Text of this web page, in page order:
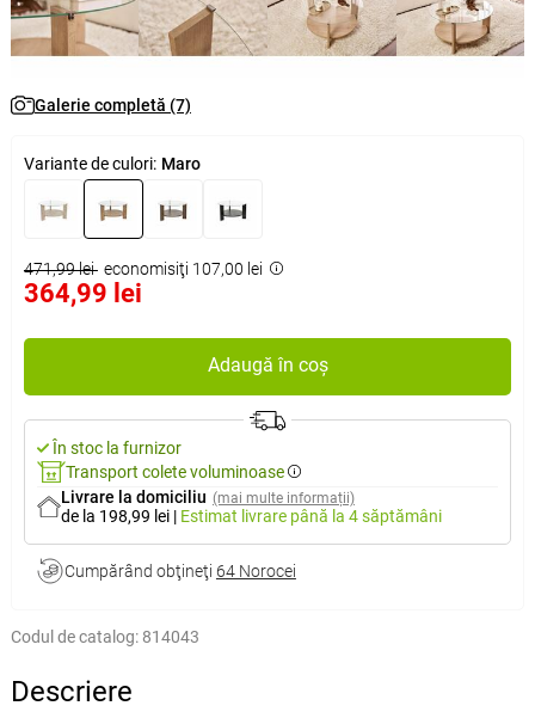
Galerie completă (7)
Variante de culori: Maro
471,99 lei economisiţi 107,00 lei
364,99 lei
Adaugă în coș
În stoc la furnizor
Transport colete voluminoase
Livrare la domiciliu (mai multe informații)
de la 198,99 lei | Estimat livrare până la 4 săptămâni
Cumpărând obţineţi 64 Norocei
Codul de catalog: 814043
Descriere